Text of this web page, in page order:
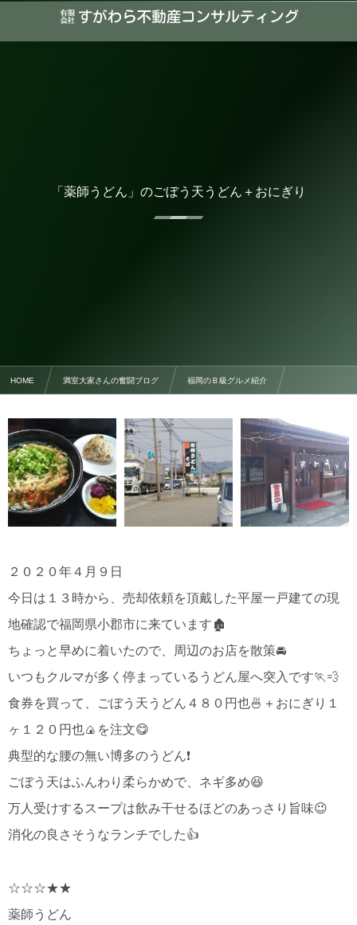
「薬師うどん」のごぼう天うどん＋おにぎり
HOME 満室大家さんの奮闘ブログ 福岡のＢ級グルメ紹介
２０２０年４月９日
今日は１３時から、売却依頼を頂戴した平屋一戸建ての現
地確認で福岡県小郡市に来ています🏚️
ちょっと早めに着いたので、周辺のお店を散策🚘
いつもクルマが多く停まっているうどん屋へ突入です🏃💨
食券を買って、ごぼう天うどん４８０円也🍜＋おにぎり１
ヶ１２０円也🍙を注文😋
典型的な腰の無い博多のうどん❗
ごぼう天はふんわり柔らかめで、ネギ多め😆
万人受けするスープは飲み干せるほどのあっさり旨味😉
消化の良さそうなランチでした👍
☆☆☆★★
薬師うどん